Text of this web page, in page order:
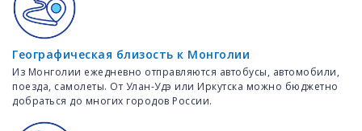
Географическая близость к Монголии
Из Монголии ежедневно отправляются автобусы, автомобили,
поезда, самолеты. От Улан-Удэ или Иркутска можно бюджетно
добраться до многих городов России.